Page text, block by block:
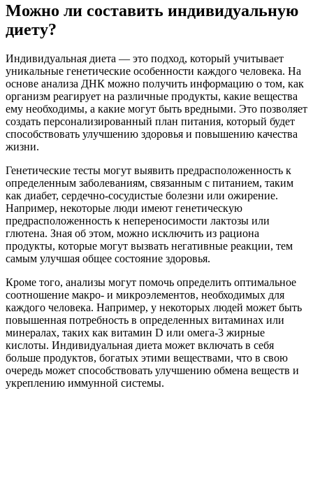
Можно ли составить индивидуальную
диету?
Индивидуальная диета — это подход, который учитывает
уникальные генетические особенности каждого человека. На
основе анализа ДНК можно получить информацию о том, как
организм реагирует на различные продукты, какие вещества
ему необходимы, а какие могут быть вредными. Это позволяет
создать персонализированный план питания, который будет
способствовать улучшению здоровья и повышению качества
жизни.
Генетические тесты могут выявить предрасположенность к
определенным заболеваниям, связанным с питанием, таким
как диабет, сердечно-сосудистые болезни или ожирение.
Например, некоторые люди имеют генетическую
предрасположенность к непереносимости лактозы или
глютена. Зная об этом, можно исключить из рациона
продукты, которые могут вызвать негативные реакции, тем
самым улучшая общее состояние здоровья.
Кроме того, анализы могут помочь определить оптимальное
соотношение макро- и микроэлементов, необходимых для
каждого человека. Например, у некоторых людей может быть
повышенная потребность в определенных витаминах или
минералах, таких как витамин D или омега-3 жирные
кислоты. Индивидуальная диета может включать в себя
больше продуктов, богатых этими веществами, что в свою
очередь может способствовать улучшению обмена веществ и
укреплению иммунной системы.